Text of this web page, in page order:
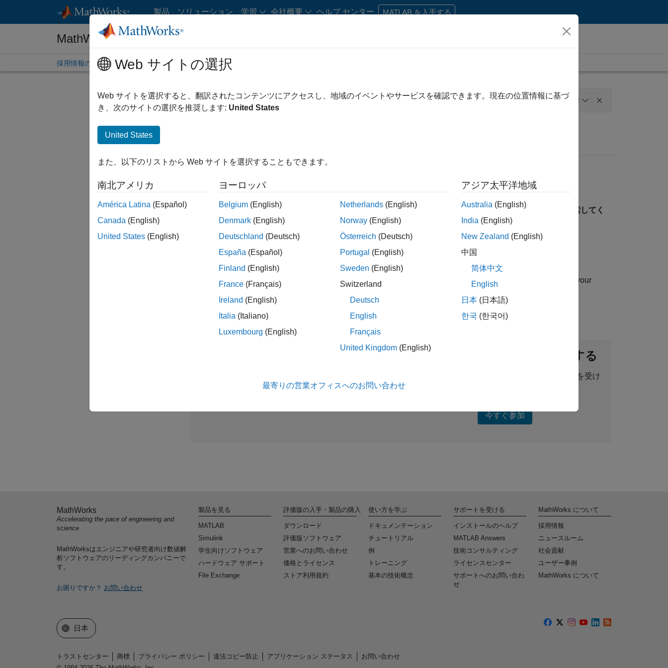
コンテンツへスキップ
製品 ソリューション 学習 会社概要 ヘルプ センター MATLAB を入手する
MathWorks 採用情報
採用情報の概要 求人検索 オフィス所在地 学生・キャリア初期の方
絞り込み条件 インサイド セールス セールス オペレーション マーケティング コミュニケーション 2
一部の求人情報は翻訳されていません。ご希望の地域ですべての求人を見つけるには、所在地を指定して検索してく
ださい。
Sales Development Representative
Sales Development Representative
JP-Tokyo| インサイド セールス | 社会人採用
At MathWorks, you'll help shape tomorrow's innovations. We'll equip you with essential sales skills in your
first six months.
1
タレントネットワークに参加する
条件に合った求人情報、ストーリー、最新情報を受け
今すぐ参加
Web サイトの選択
Web サイトを選択すると、翻訳されたコンテンツにアクセスし、地域のイベントやサービスを確認できます。現在の位置情報に基づ
き、次のサイトの選択を推奨します: United States
United States
また、以下のリストから Web サイトを選択することもできます。
南北アメリカ
América Latina (Español)
Canada (English)
United States (English)
ヨーロッパ
Belgium (English)
Denmark (English)
Deutschland (Deutsch)
España (Español)
Finland (English)
France (Français)
Ireland (English)
Italia (Italiano)
Luxembourg (English)
Netherlands (English)
Norway (English)
Österreich (Deutsch)
Portugal (English)
Sweden (English)
Switzerland
Deutsch
English
Français
United Kingdom (English)
アジア太平洋地域
Australia (English)
India (English)
New Zealand (English)
中国
简体中文
English
日本 (日本語)
한국 (한국어)
最寄りの営業オフィスへのお問い合わせ
MathWorks
Accelerating the pace of engineering and
science
MathWorksはエンジニアや研究者向け数値解
析ソフトウェアのリーディングカンパニーで
す。
お困りですか？ お問い合わせ
製品を見る
MATLAB
Simulink
学生向けソフトウェア
ハードウェア サポート
File Exchange
評価版の入手・製品の購入
ダウンロード
評価版ソフトウェア
営業へのお問い合わせ
価格とライセンス
ストア利用規約
使い方を学ぶ
ドキュメンテーション
チュートリアル
例
トレーニング
基本の技術概念
サポートを受ける
インストールのヘルプ
MATLAB Answers
技術コンサルティング
ライセンスセンター
サポートへのお問い合わ
せ
MathWorks について
採用情報
ニュースルーム
社会貢献
ユーザー事例
MathWorks について
Web サイトの選択
日本
トラストセンター 商標 プライバシー ポリシー 違法コピー防止 アプリケーション ステータス
お問い合わせ